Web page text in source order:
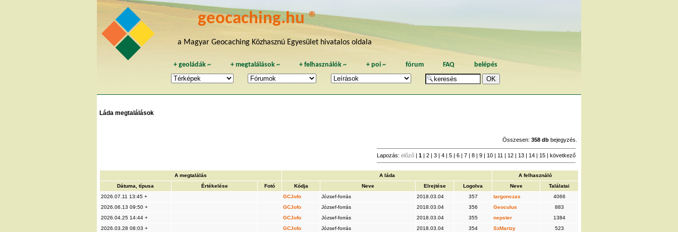
geocaching.hu ®
a Magyar Geocaching Közhasznú Egyesület hivatalos oldala
+geoládák ~ + megtalálások~ +felhasználók ~ + poi~ fórum FAQ belépés
Láda megtalálások
Összesen: 358 db bejegyzés.
Lapozás: előző 1 2 3 4 5 6 7 8 9 10 11 12 13 14 15 következő
A megtalálás A láda
A felhasználó
Dátuma, típusa
Értékelése Fotó Kódja Neve Elrejtése Logolva Neve
Találatai
2026.07.11 13:45 +
GCJofo József-forrás 2018.03.04 357 targonczas
4066
2026.06.13 09:50 +
GCJofo József-forrás 2018.03.04 356 Geoculus
883
2026.04.25 14:44 +
GCJofo József-forrás 2018.03.04 355 nepster
1384
2026.03.28 08:03 +
GCJofo József-forrás 2018.03.04 354 SzMartzy
523